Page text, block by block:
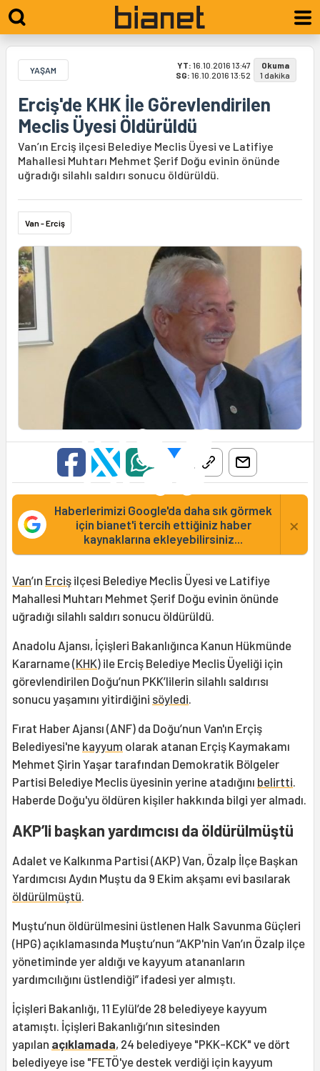
YAŞAM YT: 16.10.2016 13:47
SG: 16.10.2016 13:52
Okuma
1 dakika
Erciş'de KHK İle Görevlendirilen
Meclis Üyesi Öldürüldü
Van’ın Erciş ilçesi Belediye Meclis Üyesi ve Latifiye
Mahallesi Muhtarı Mehmet Şerif Doğu evinin önünde
uğradığı silahlı saldırı sonucu öldürüldü.
Van - Erciş
Haberlerimizi Google'da daha sık görmek
için bianet'i tercih ettiğiniz haber
kaynaklarına ekleyebilirsiniz...
×
Van’ın Erciş ilçesi Belediye Meclis Üyesi ve Latifiye
Mahallesi Muhtarı Mehmet Şerif Doğu evinin önünde
uğradığı silahlı saldırı sonucu öldürüldü.
Anadolu Ajansı, İçişleri Bakanlığınca Kanun Hükmünde
Kararname (KHK) ile Erciş Belediye Meclis Üyeliği için
görevlendirilen Doğu’nun PKK’lilerin silahlı saldırısı
sonucu yaşamını yitirdiğini söyledi.
Fırat Haber Ajansı (ANF) da Doğu’nun Van'ın Erçiş
Belediyesi'ne kayyum olarak atanan Erçiş Kaymakamı
Mehmet Şirin Yaşar tarafından Demokratik Bölgeler
Partisi Belediye Meclis üyesinin yerine atadığını belirtti.
Haberde Doğu'yu öldüren kişiler hakkında bilgi yer almadı.
AKP’li başkan yardımcısı da öldürülmüştü
Adalet ve Kalkınma Partisi (AKP) Van, Özalp İlçe Başkan
Yardımcısı Aydın Muştu da 9 Ekim akşamı evi basılarak
öldürülmüştü.
Muştu’nun öldürülmesini üstlenen Halk Savunma Güçleri
(HPG) açıklamasında Muştu’nun “AKP'nin Van’ın Özalp ilçe
yönetiminde yer aldığı ve kayyum atananların
yardımcılığını üstlendiği” ifadesi yer almıştı.
İçişleri Bakanlığı, 11 Eylül’de 28 belediyeye kayyum
atamıştı. İçişleri Bakanlığı’nın sitesinden
yapılan açıklamada, 24 belediyeye "PKK-KCK" ve dört
belediyeye ise "FETÖ'ye destek verdiği için kayyum